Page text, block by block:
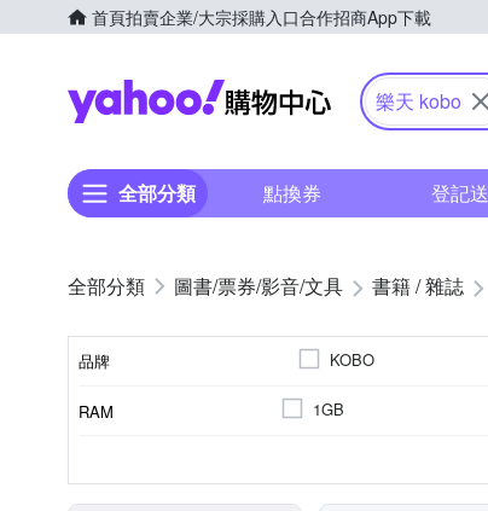
首頁拍賣企業/大宗採購入口合作招商App下載
Yahoo購物中心
樂天 kobo
全部分類 點換券 登記送
圖書/票券/影音/文具 書籍 / 雜誌
品牌 KOBO
RAM 1GB